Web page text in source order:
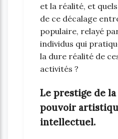
et la réalité, et
de ce décalage
populaire, relayé
individus qui
la dure réalité de
activités ?
Le prestige de
pouvoir
intellectuel.